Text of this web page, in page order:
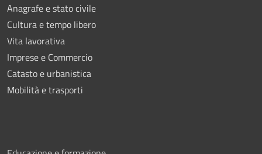
Anagrafe e stato civile
Cultura e tempo libero
Vita lavorativa
Imprese e Commercio
Catasto e urbanistica
Mobilità e trasporti